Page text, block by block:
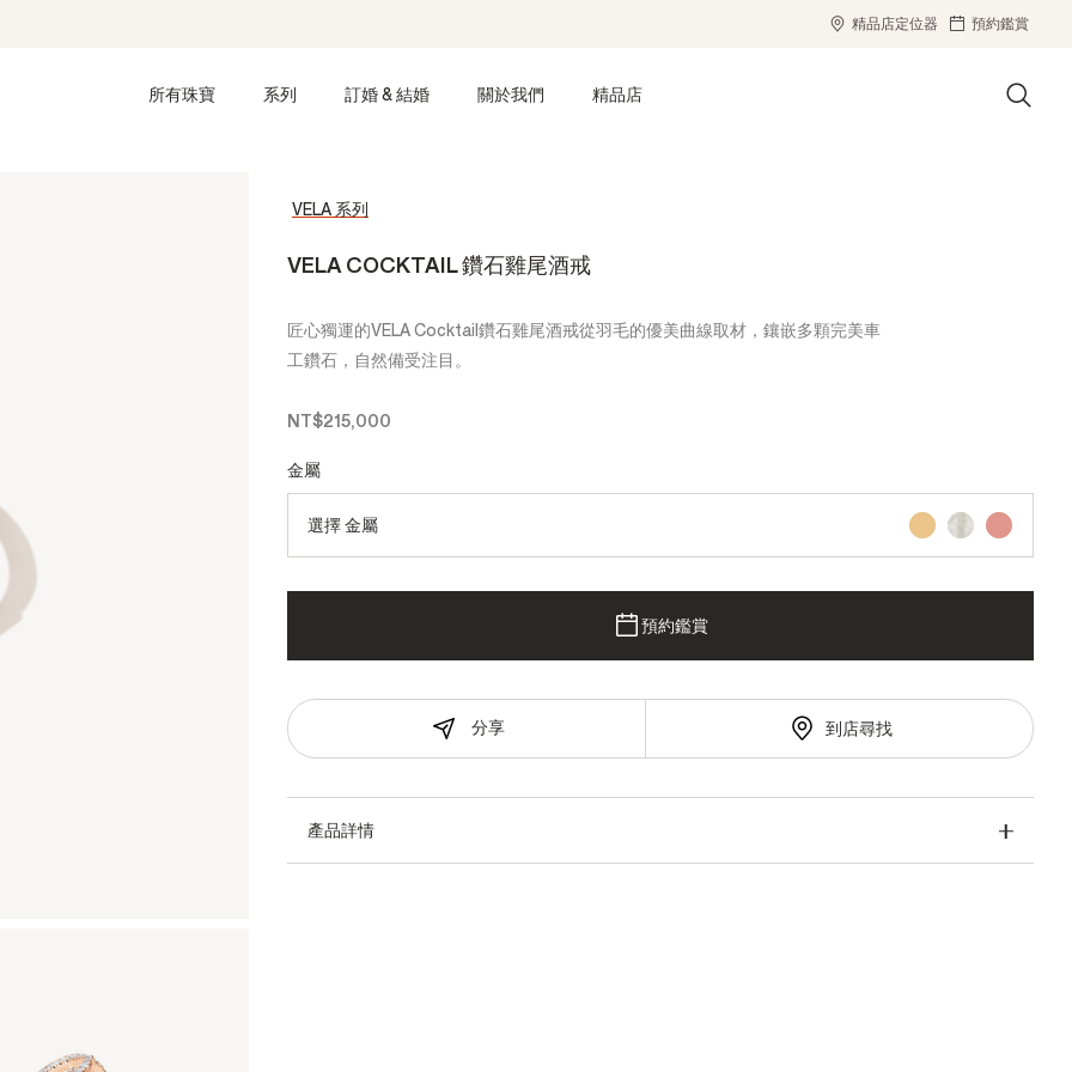
精品店定位器 預約鑑賞
所有珠寶 系列 訂婚 & 結婚 關於我們 精品店
VELA 系列
VELA COCKTAIL 鑽石雞尾酒戒
匠心獨運的VELA Cocktail鑽石雞尾酒戒從羽毛的優美曲線取材，鑲嵌多顆完美車
工鑽石，自然備受注目。
NT$215,000
金屬
選擇 金屬
預約鑑賞
分享 到店尋找
產品詳情